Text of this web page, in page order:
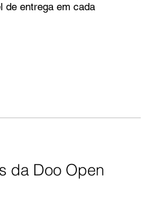
de entrega em cada
da Doo Open